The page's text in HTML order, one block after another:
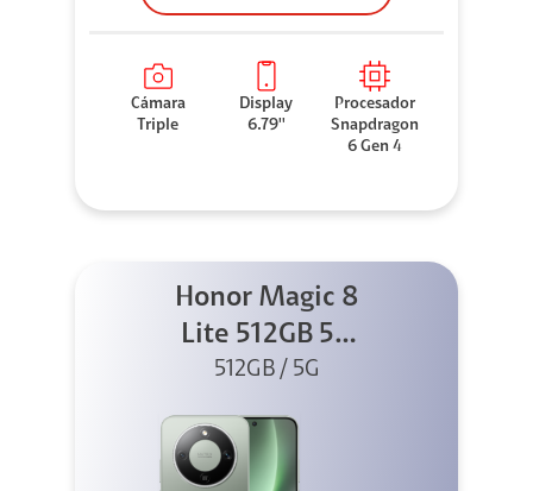
Cámara
Triple
Display
6.79''
Procesador
Snapdragon
6 Gen 4
Honor Magic 8
Lite 512GB 5G
Verde
512GB / 5G